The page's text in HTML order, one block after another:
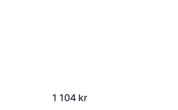
1 104 kr